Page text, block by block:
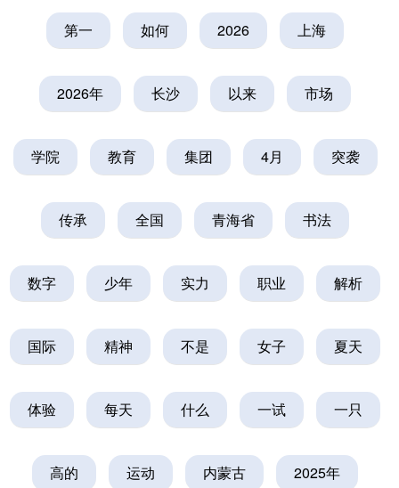
第一 如何 2026 上海
2026年 长沙 以来 市场
学院 教育 集团 4月 突袭
传承 全国 青海省 书法
数字 少年 实力 职业 解析
国际 精神 不是 女子 夏天
体验 每天 什么 一试 一只
高的 运动 内蒙古 2025年